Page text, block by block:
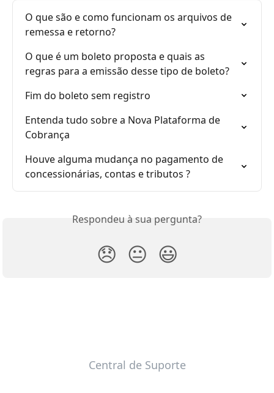
O que são e como funcionam os arquivos de
remessa e retorno?
O que é um boleto proposta e quais as
regras para a emissão desse tipo de boleto?
Fim do boleto sem registro
Entenda tudo sobre a Nova Plataforma de
Cobrança
Houve alguma mudança no pagamento de
concessionárias, contas e tributos ?
Respondeu à sua pergunta?
😞 😐 😃
Central de Suporte